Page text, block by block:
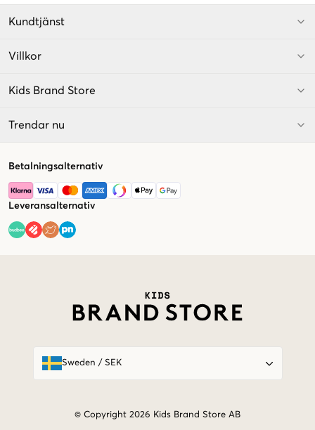
Kundtjänst
Villkor
Kids Brand Store
Trendar nu
Betalningsalternativ
Leveransalternativ
Sweden / SEK
© Copyright 2026 Kids Brand Store AB